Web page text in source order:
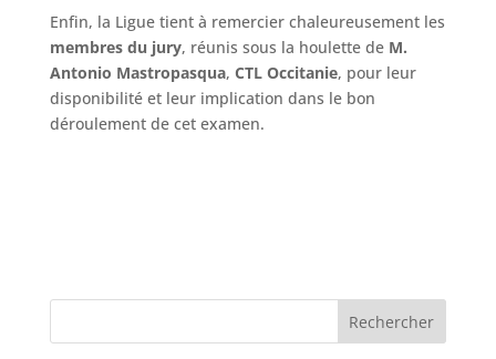
Enfin, la Ligue tient à remercier chaleureusement les
membres du jury, réunis sous la houlette de M.
Antonio Mastropasqua, CTL Occitanie, pour leur
disponibilité et leur implication dans le bon
déroulement de cet examen.
Rechercher